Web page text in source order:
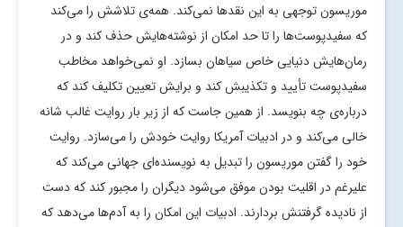
موریسون توجهی به این نقدها نمی­‌کند. همه­‌ی تلاشش را می­‌کند
که سفیدپوست­‌ها را تا حد امکان از نوشته­‌هایش حذف کند و در
رمان­‌هایش دنیایی خاص سیاهان بسازد. او نمی‌­خواهد مخاطب
سفیدپوست تأیید و تکذیبش کند و برایش تعیین تکلیف کند که
درباره­‌ی چه بنویسد. از همین جاست که از زیر بار روایت غالب شانه
خالی می­‌کند و در ادبیات آمریکا روایت خودش را می‌­سازد. روایت
خود را گفتن موریسون را تبدیل به نویسنده­‌ای جهانی می­‌کند که
علی­رغم در اقلیت بودن موفق می‌­شود دیگران را مجبور کند که دست
از نادیده گرفتنش بردارند. ادبیات این امکان را به آدم­‌ها می‌­دهد که